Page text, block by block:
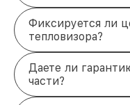
Фиксируется ли
тепловизора?
Даете ли
части?